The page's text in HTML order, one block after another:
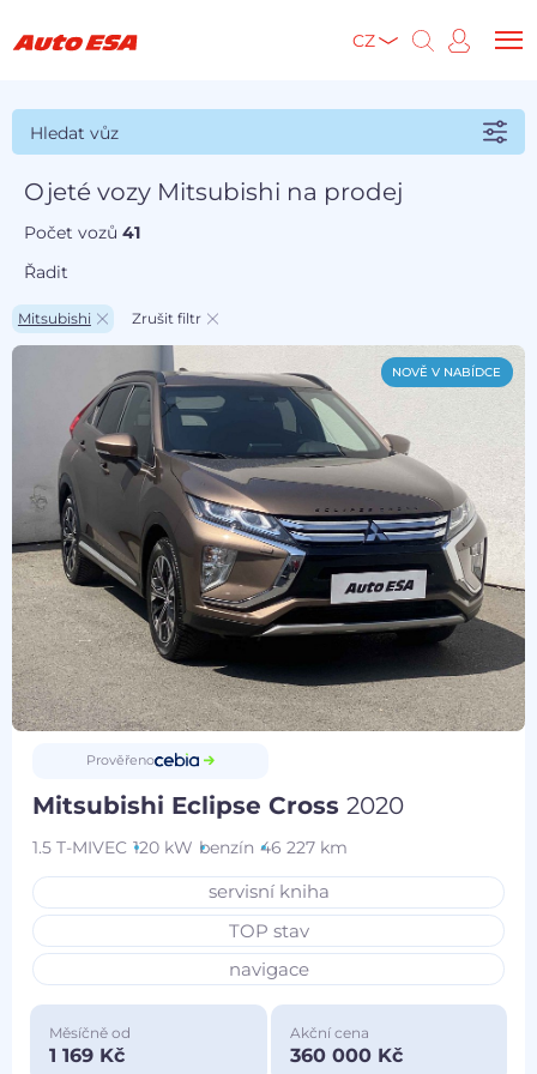
CZ
Hledat vůz
Ojeté vozy Mitsubishi na prodej
Počet vozů41
Řadit
Mitsubishi Zrušit filtr
NOVĚ V NABÍDCE
Prověřeno
Mitsubishi Eclipse Cross2020
1.5 T-MIVEC 120 kW benzín 46 227 km
servisní kniha
TOP stav
navigace
Měsíčně od
1 169 Kč
Akční cena
360 000 Kč